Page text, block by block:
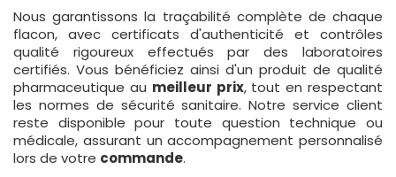
Nous garantissons la traçabilité complète de chaque
flacon, avec certificats d'authenticité et contrôles
qualité rigoureux effectués par des laboratoires
certifiés. Vous bénéficiez ainsi d'un produit de qualité
pharmaceutique au meilleur prix, tout en respectant
les normes de sécurité sanitaire. Notre service client
reste disponible pour toute question technique ou
médicale, assurant un accompagnement personnalisé
lors de votre commande.